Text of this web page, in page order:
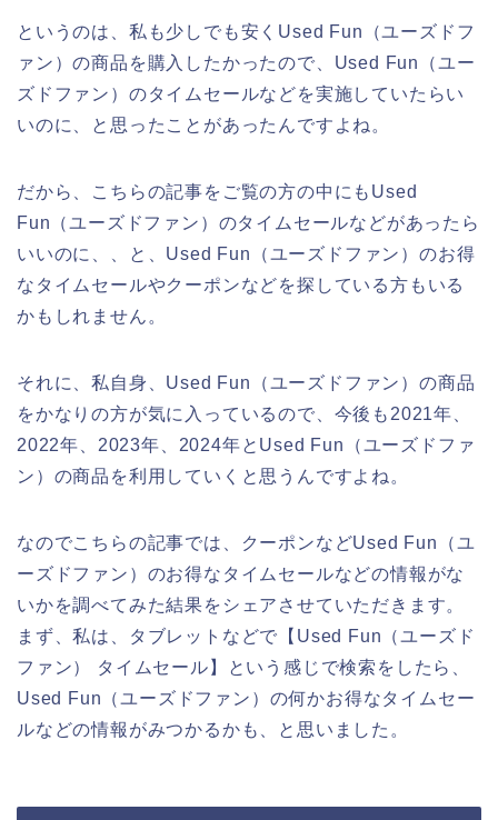
というのは、私も少しでも安くUsed Fun（ユーズドフ
ァン）の商品を購入したかったので、Used Fun（ユー
ズドファン）のタイムセールなどを実施していたらい
いのに、と思ったことがあったんですよね。
だから、こちらの記事をご覧の方の中にもUsed
Fun（ユーズドファン）のタイムセールなどがあったら
いいのに、、と、Used Fun（ユーズドファン）のお得
なタイムセールやクーポンなどを探している方もいる
かもしれません。
それに、私自身、Used Fun（ユーズドファン）の商品
をかなりの方が気に入っているので、今後も2021年、
2022年、2023年、2024年とUsed Fun（ユーズドファ
ン）の商品を利用していくと思うんですよね。
なのでこちらの記事では、クーポンなどUsed Fun（ユ
ーズドファン）のお得なタイムセールなどの情報がな
いかを調べてみた結果をシェアさせていただきます。
まず、私は、タブレットなどで【Used Fun（ユーズド
ファン） タイムセール】という感じで検索をしたら、
Used Fun（ユーズドファン）の何かお得なタイムセー
ルなどの情報がみつかるかも、と思いました。